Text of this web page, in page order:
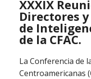
XXXIX
Directores
de
de la CFAC.
La Conferencia de
Centroamericanas